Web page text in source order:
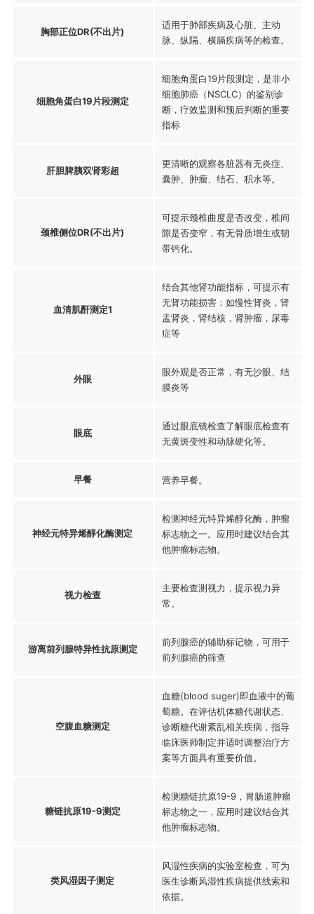
胸部正位DR(不出片)
适用于肺部疾病及心脏、主动
脉、纵隔、横膈疾病等的检查。
细胞角蛋白19片段测定
细胞角蛋白19片段测定，是非小
细胞肺癌（NSCLC）的鉴别诊
断，疗效监测和预后判断的重要
指标
肝胆脾胰双肾彩超
更清晰的观察各脏器有无炎症、
囊肿、肿瘤、结石、积水等。
颈椎侧位DR(不出片)
可提示颈椎曲度是否改变，椎间
隙是否变窄，有无骨质增生或韧
带钙化。
血清肌酐测定1
结合其他肾功能指标，可提示有
无肾功能损害：如慢性肾炎，肾
盂肾炎，肾结核，肾肿瘤，尿毒
症等
外眼
眼外观是否正常，有无沙眼、结
膜炎等
眼底
通过眼底镜检查了解眼底检查有
无黄斑变性和动脉硬化等。
早餐 营养早餐。
神经元特异烯醇化酶测定
检测神经元特异烯醇化酶，肿瘤
标志物之一。应用时建议结合其
他肿瘤标志物。
视力检查
主要检查测视力，提示视力异
常。
游离前列腺特异性抗原测定
前列腺癌的辅助标记物，可用于
前列腺癌的筛查
空腹血糖测定
血糖(blood suger)即血液中的葡
萄糖。在评估机体糖代谢状态、
诊断糖代谢紊乱相关疾病，指导
临床医师制定并适时调整治疗方
案等方面具有重要价值。
糖链抗原19-9测定
检测糖链抗原19-9，胃肠道肿瘤
标志物之一，应用时建议结合其
他肿瘤标志物。
类风湿因子测定
风湿性疾病的实验室检查，可为
医生诊断风湿性疾病提供线索和
依据。